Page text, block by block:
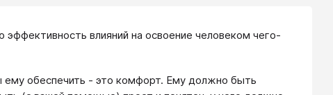
влияний на освоение человеком чего-
ему обеспечить - это комфорт. Ему должно быть